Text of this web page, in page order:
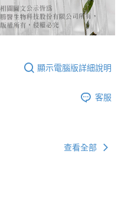
顯示電腦版詳細說明
客服
查看全部